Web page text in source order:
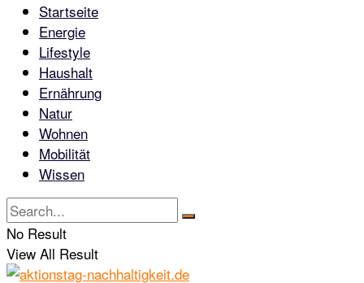
Startseite
Energie
Lifestyle
Haushalt
Ernährung
Natur
Wohnen
Mobilität
Wissen
No Result
View All Result